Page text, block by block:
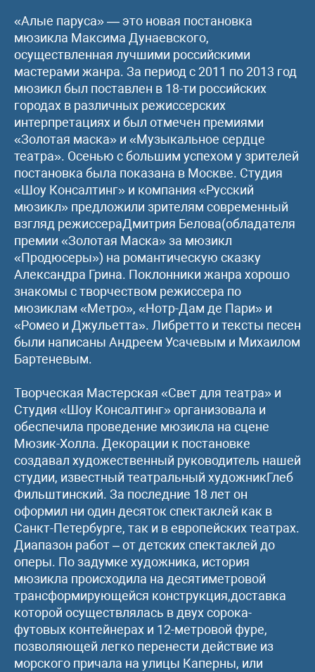
«Алые паруса» — это новая постановка
мюзикла Максима Дунаевского,
осуществленная лучшими российскими
мастерами жанра. За период с 2011 по 2013 год
мюзикл был поставлен в 18-ти российских
городах в различных режиссерских
интерпретациях и был отмечен премиями
«Золотая маска» и «Музыкальное сердце
театра». Осенью с большим успехом у зрителей
постановка была показана в Москве. Студия
«Шоу Консалтинг» и компания «Русский
мюзикл» предложили зрителям современный
взгляд режиссераДмитрия Белова(обладателя
премии «Золотая Маска» за мюзикл
«Продюсеры») на романтическую сказку
Александра Грина. Поклонники жанра хорошо
знакомы с творчеством режиссера по
мюзиклам «Метро», «Нотр-Дам де Пари» и
«Ромео и Джульетта». Либретто и тексты песен
были написаны Андреем Усачевым и Михаилом
Бартеневым.
Творческая Мастерская «Свет для театра» и
Студия «Шоу Консалтинг» организовала и
обеспечила проведение мюзикла на сцене
Мюзик-Холла. Декорации к постановке
создавал художественный руководитель нашей
студии, известный театральный художникГлеб
Фильштинский. За последние 18 лет он
оформил ни один десяток спектаклей как в
Санкт-Петербурге, так и в европейских театрах.
Диапазон работ – от детских спектаклей до
оперы. По задумке художника, история
мюзикла происходила на десятиметровой
трансформирующейся конструкция,доставка
которой осуществлялась в двух сорока-
футовых контейнерах и 12-метровой фуре,
позволяющей легко перенести действие из
морского причала на улицы Каперны, или